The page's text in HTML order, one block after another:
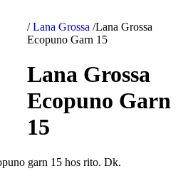
/ Lana Grossa /Lana Grossa
Ecopuno Garn 15
Lana Grossa
Ecopuno Garn
15
garn 15 hos rito. Dk.